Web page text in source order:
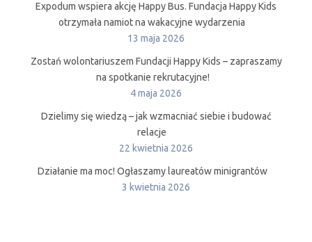
Expodum wspiera akcję Happy Bus. Fundacja Happy Kids
otrzymała namiot na wakacyjne wydarzenia
13 maja 2026
Zostań wolontariuszem Fundacji Happy Kids – zapraszamy
na spotkanie rekrutacyjne!
4 maja 2026
Dzielimy się wiedzą – jak wzmacniać siebie i budować
relacje
22 kwietnia 2026
Działanie ma moc! Ogłaszamy laureatów minigrantów
3 kwietnia 2026